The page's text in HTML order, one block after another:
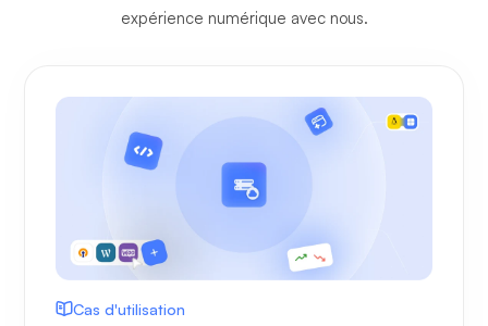
expérience numérique avec nous.
Cas d'utilisation